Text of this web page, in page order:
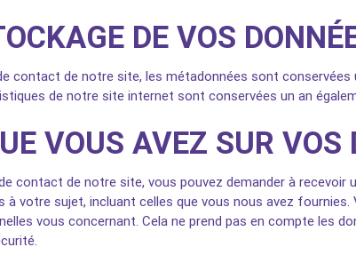
DE VOS
contact de notre site, les métadonnées sont conservées
de notre site internet sont conservées un an
VOUS AVEZ SUR VOS
contact de notre site, vous pouvez demander à
à votre sujet, incluant celles que vous nous avez
vous concernant. Cela ne prend pas en compte les